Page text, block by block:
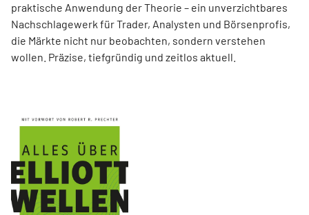
praktische Anwendung der Theorie – ein unverzichtbares
Nachschlagewerk für Trader, Analysten und Börsenprofis,
die Märkte nicht nur beobachten, sondern verstehen
wollen. Präzise, tiefgründig und zeitlos aktuell.